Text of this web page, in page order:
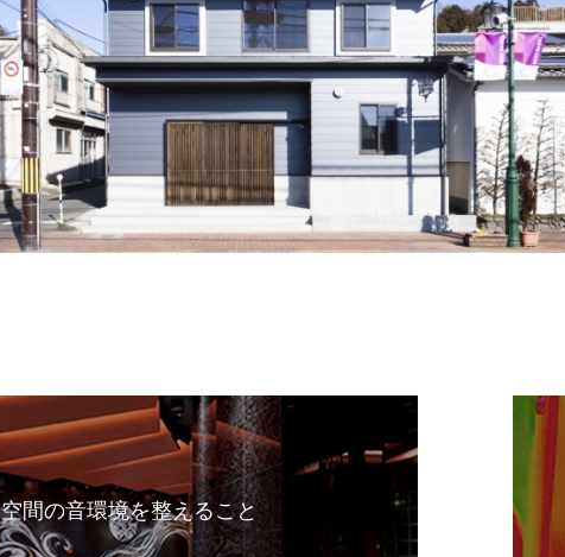
空間の音環境を整えること